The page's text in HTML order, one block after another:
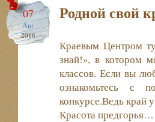
07
Авг
2016
Родной свой
Краевым Центром
знай!», в котором
классов. Если вы
ознакомьтесь с
конкурсе.Ведь край
Красота предгорья…